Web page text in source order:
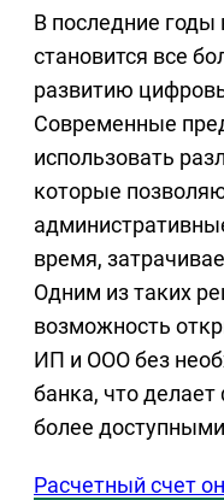
В последние годы
становится все
развитию
Современные
использовать
которые
время,
Одним из таких
возможность
ИП и ООО без
банка, что
более
Расчетный счет